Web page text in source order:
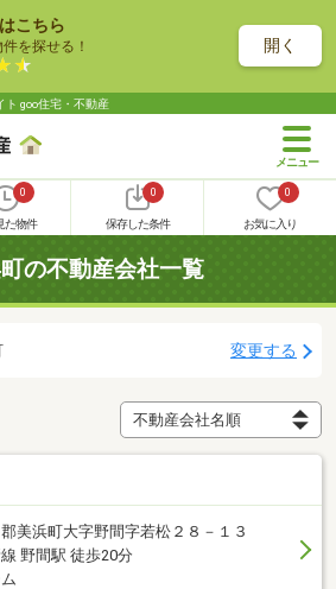
こちら
を探せる！ 開く
ト goo住宅・不動産
0
た物件
0
保存した条件
0
お気に入り
の不動産会社一覧
変更する
美浜町大字野間字若松２８－１３
野間駅 徒歩20分